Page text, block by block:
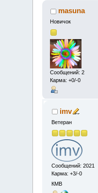
masuna
Новичок
Сообщений: 2
Карма: +0/-0
imv
Ветеран
Сообщений: 2021
Карма: +3/-0
КМВ